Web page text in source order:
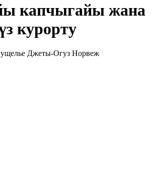
капчыгайы жана
курорту